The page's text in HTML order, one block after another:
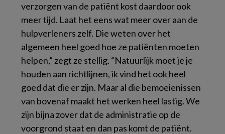
verzorgen van de patiënt kost daardoor ook
meer tijd. Laat het eens wat meer over aan de
hulpverleners zelf. Die weten over het
algemeen heel goed hoe ze patiënten moeten
helpen,” zegt ze stellig. “Natuurlijk moet je je
houden aan richtlijnen, ik vind het ook heel
goed dat die er zijn. Maar al die bemoeienissen
van bovenaf maakt het werken heel lastig. We
zijn bijna zover dat de administratie op de
voorgrond staat en dan pas komt de patiënt.